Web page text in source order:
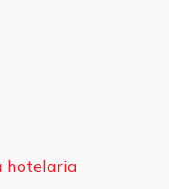
hotelaria